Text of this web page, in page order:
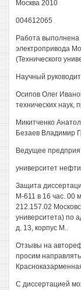
Москва 2010
004612065
Работа
электропривода
(Технического
Научный
Осипов Олег
технических наук,
Микитченко
Безаев Владимир
Ведущее
университет
Защита
М-611 в 16 час. 00
212.157.02
университета) по
д. 13, корпус М..
Отзывы на
просим
С диссертацией